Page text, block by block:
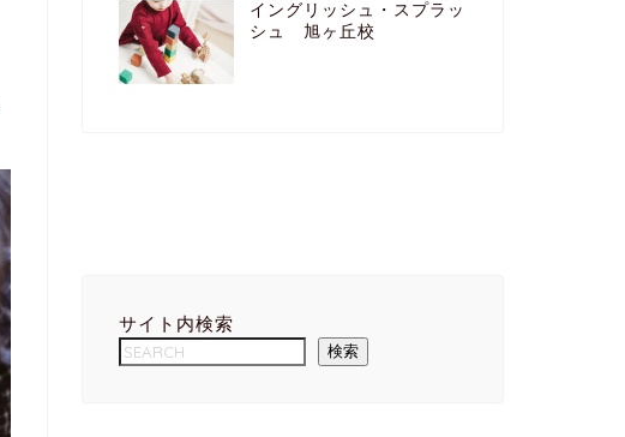
イングリッシュ・スプラッ
シュ 旭ヶ丘校
サイト内検索
検索